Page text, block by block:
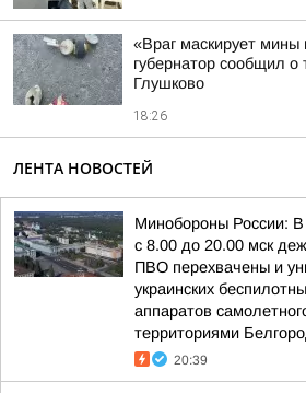
«Враг маскирует мины
губернатор сообщил
Глушково
18:26
ЛЕНТА НОВОСТЕЙ
Минобороны России:
с 8.00 до 20.00 мск
ПВО перехвачены и
украинских
аппаратов
территориями
20:39